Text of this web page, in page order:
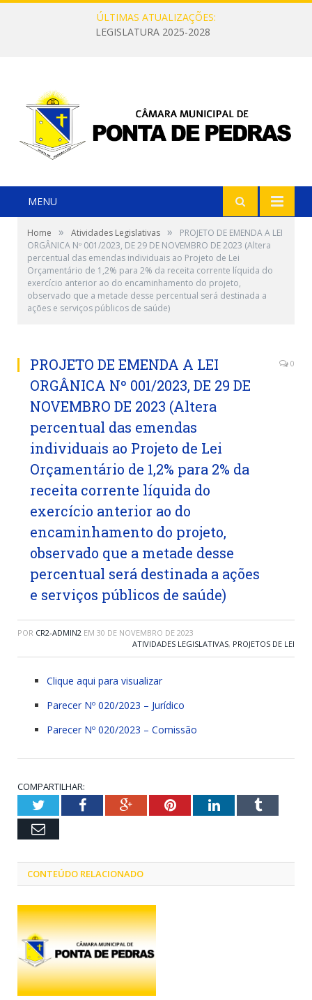
ÚLTIMAS ATUALIZAÇÕES:
LEGISLATURA 2025-2028
MENU
Home » Atividades Legislativas »
PROJETO DE EMENDA A LEI
ORGÂNICA Nº 001/2023, DE 29 DE NOVEMBRO DE 2023 (Altera
percentual das emendas individuais ao Projeto de Lei
Orçamentário de 1,2% para 2% da receita corrente líquida do
exercício anterior ao do encaminhamento do projeto,
observado que a metade desse percentual será destinada a
ações e serviços públicos de saúde)
PROJETO DE EMENDA A LEI
ORGÂNICA Nº 001/2023, DE 29 DE
NOVEMBRO DE 2023 (Altera
percentual das emendas
individuais ao Projeto de Lei
Orçamentário de 1,2% para 2% da
receita corrente líquida do
exercício anterior ao do
encaminhamento do projeto,
observado que a metade desse
percentual será destinada a ações
e serviços públicos de saúde)
0
POR CR2-ADMIN2 EM 30 DE NOVEMBRO DE 2023
ATIVIDADES LEGISLATIVAS, PROJETOS DE LEI
Clique aqui para visualizar
Parecer Nº 020/2023 – Jurídico
Parecer Nº 020/2023 – Comissão
COMPARTILHAR:
TwitterFacebookGoogle+PinterestLinkedInTumblr
Email
CONTEÚDO RELACIONADO